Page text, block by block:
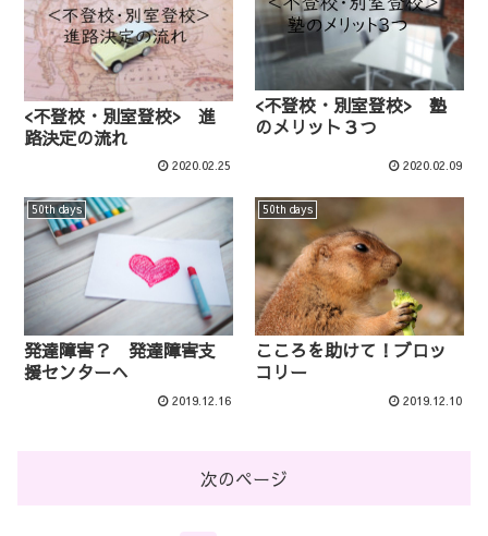
<不登校・別室登校> 進
路決定の流れ
2020.02.25
<不登校・別室登校> 塾
のメリット３つ
2020.02.09
50th days
発達障害？ 発達障害支
援センターへ
2019.12.16
50th days
こころを助けて！ブロッ
コリー
2019.12.10
次のページ